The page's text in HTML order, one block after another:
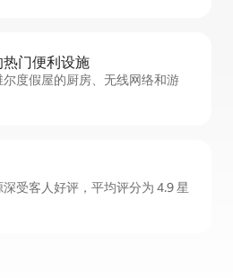
门便利设施
度假屋的厨房、无线网络和游
受客人好评，平均评分为 4.9 星